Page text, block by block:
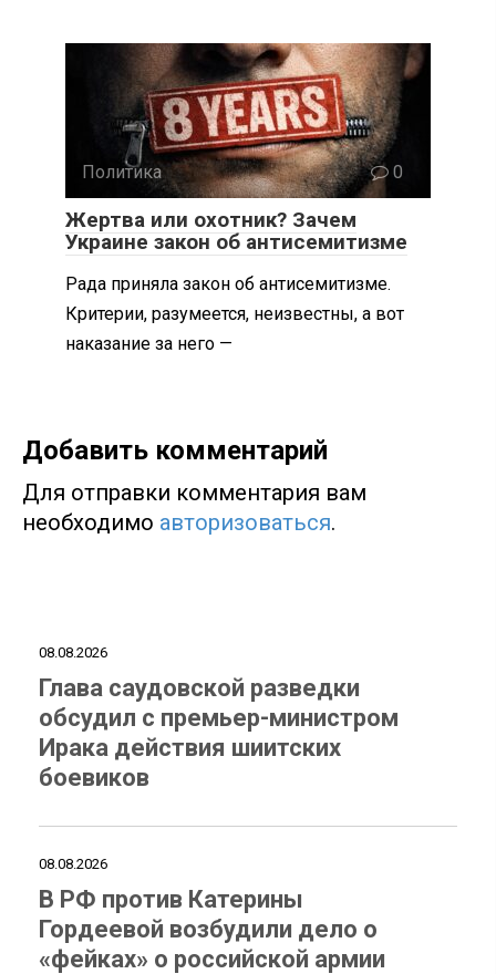
Политика 0
Жертва или охотник? Зачем
Украине закон об антисемитизме
Рада приняла закон об антисемитизме.
Критерии, разумеется, неизвестны, а вот
наказание за него —
Добавить комментарий
Для отправки комментария вам
необходимо авторизоваться.
08.08.2026
Глава саудовской разведки
обсудил с премьер-министром
Ирака действия шиитских
боевиков
08.08.2026
В РФ против Катерины
Гордеевой возбудили дело о
«фейках» о российской армии